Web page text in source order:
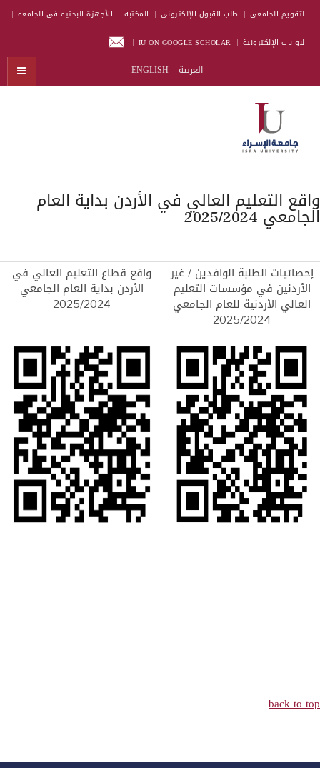
التقويم الجامعي طلب القبول الإلكتروني المكتبة الأجهزة البحثية في الجامعة
البوابات الإلكترونية IU ON GOOGLE SCHOLAR
العربية ENGLISH
واقع التعليم العالي في الأردن بداية العام
الجامعي 2025/2024
إحصائيات الطلبة الوافدين / غير
الأردنين في مؤسسات التعليم
العالي الأردنية للعام الجامعي
2025/2024
واقع قطاع التعليم العالي في
الأردن بداية العام الجامعي
2025/2024
back to top